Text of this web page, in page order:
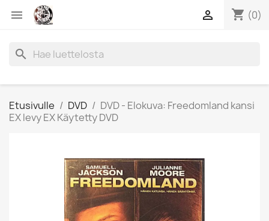
 shopping_cart (0)

search
Etusivulle DVD
DVD - Elokuva: Freedomland kansi
EX levy EX Käytetty DVD